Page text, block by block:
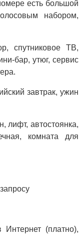
есть большой
набором,
спутниковое ТВ,
бар, утюг, сервис
завтрак, ужин
лифт, автостоянка,
комната для
(платно),